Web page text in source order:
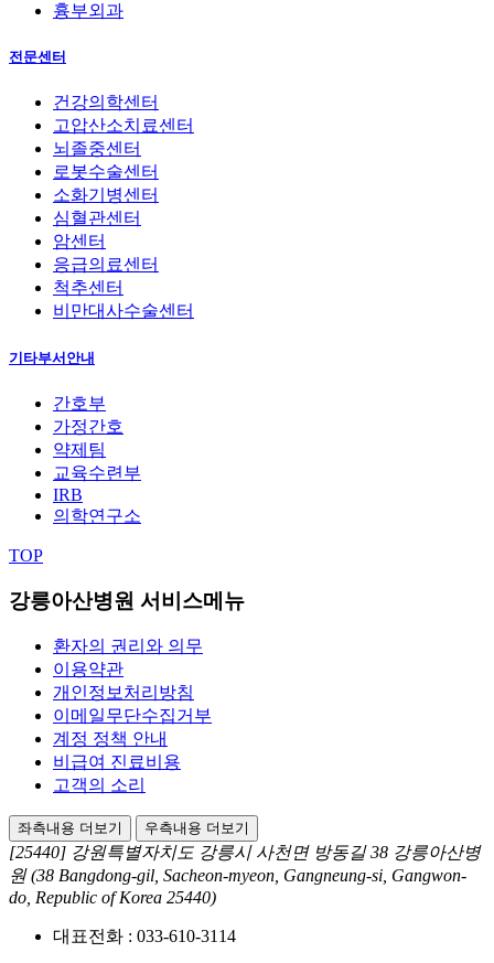
흉부외과
전문센터
건강의학센터
고압산소치료센터
뇌졸중센터
로봇수술센터
소화기병센터
심혈관센터
암센터
응급의료센터
척추센터
비만대사수술센터
기타부서안내
간호부
가정간호
약제팀
교육수련부
IRB
의학연구소
TOP
강릉아산병원 서비스메뉴
환자의 권리와 의무
이용약관
개인정보처리방침
이메일무단수집거부
계정 정책 안내
비급여 진료비용
고객의 소리
좌측내용 더보기 우측내용 더보기
[25440] 강원특별자치도 강릉시 사천면 방동길 38 강릉아산병
원 (38 Bangdong-gil, Sacheon-myeon, Gangneung-si, Gangwon-
do, Republic of Korea 25440)
대표전화 : 033-610-3114